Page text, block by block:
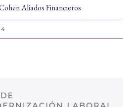
Aliados Financieros